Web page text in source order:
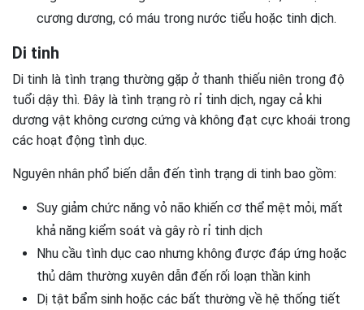
cương dương, có máu trong nước tiểu hoặc tinh dịch.
Di tinh
Di tinh là tình trạng thường gặp ở thanh thiếu niên trong độ
tuổi dậy thì. Đây là tình trạng rò rỉ tinh dịch, ngay cả khi
dương vật không cương cứng và không đạt cực khoái trong
các hoạt động tình dục.
Nguyên nhân phổ biến dẫn đến tình trạng di tinh bao gồm:
Suy giảm chức năng vỏ não khiến cơ thể mệt mỏi, mất
khả năng kiểm soát và gây rò rỉ tinh dịch
Nhu cầu tình dục cao nhưng không được đáp ứng hoặc
thủ dâm thường xuyên dẫn đến rối loạn thần kinh
Dị tật bẩm sinh hoặc các bất thường về hệ thống tiết